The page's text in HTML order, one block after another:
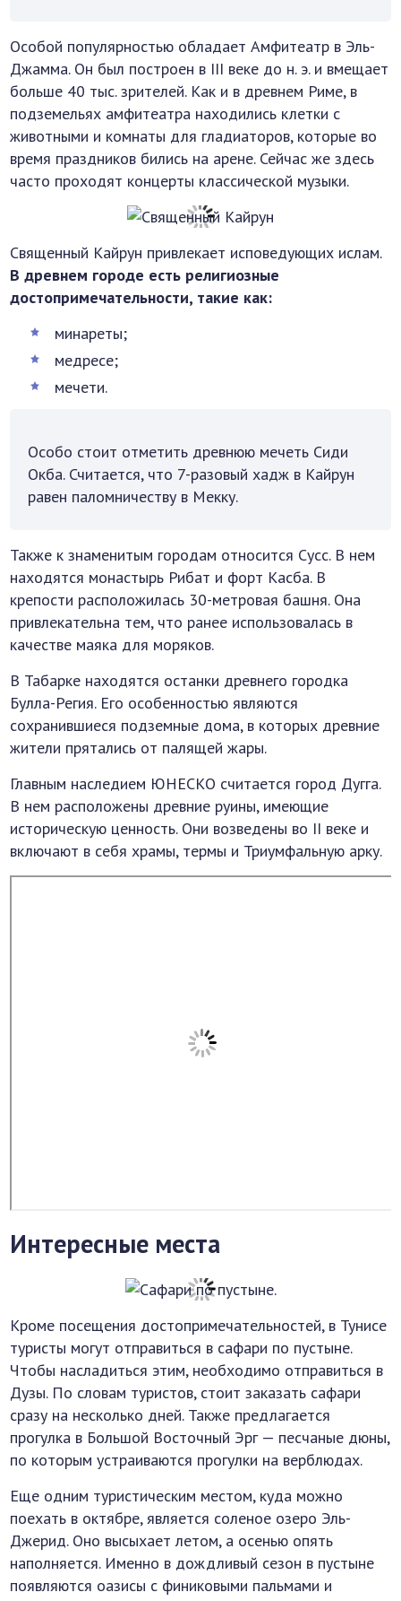
Особой популярностью обладает Амфитеатр в Эль-
Джамма. Он был построен в III веке до н. э. и вмещает
больше 40 тыс. зрителей. Как и в древнем Риме, в
подземельях амфитеатра находились клетки с
животными и комнаты для гладиаторов, которые во
время праздников бились на арене. Сейчас же здесь
часто проходят концерты классической музыки.
Священный Кайрун привлекает исповедующих ислам.
В древнем городе есть религиозные
достопримечательности, такие как:
минареты;
медресе;
мечети.
Особо стоит отметить древнюю мечеть Сиди
Окба. Считается, что 7-разовый хадж в Кайрун
равен паломничеству в Мекку.
Также к знаменитым городам относится Сусс. В нем
находятся монастырь Рибат и форт Касба. В
крепости расположилась 30-метровая башня. Она
привлекательна тем, что ранее использовалась в
качестве маяка для моряков.
В Табарке находятся останки древнего городка
Булла-Регия. Его особенностью являются
сохранившиеся подземные дома, в которых древние
жители прятались от палящей жары.
Главным наследием ЮНЕСКО считается город Дугга.
В нем расположены древние руины, имеющие
историческую ценность. Они возведены во II веке и
включают в себя храмы, термы и Триумфальную арку.
Интересные места
Кроме посещения достопримечательностей, в Тунисе
туристы могут отправиться в сафари по пустыне.
Чтобы насладиться этим, необходимо отправиться в
Дузы. По словам туристов, стоит заказать сафари
сразу на несколько дней. Также предлагается
прогулка в Большой Восточный Эрг — песчаные дюны,
по которым устраиваются прогулки на верблюдах.
Еще одним туристическим местом, куда можно
поехать в октябре, является соленое озеро Эль-
Джерид. Оно высыхает летом, а осенью опять
наполняется. Именно в дождливый сезон в пустыне
появляются оазисы с финиковыми пальмами и